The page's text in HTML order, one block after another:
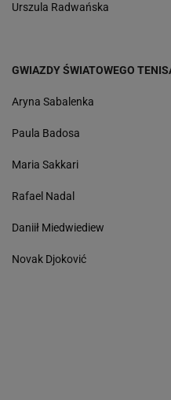
Urszula Radwańska
GWIAZDY ŚWIATOWEGO
Aryna Sabalenka
Paula Badosa
Maria Sakkari
Rafael Nadal
Daniił Miedwiediew
Novak Djoković